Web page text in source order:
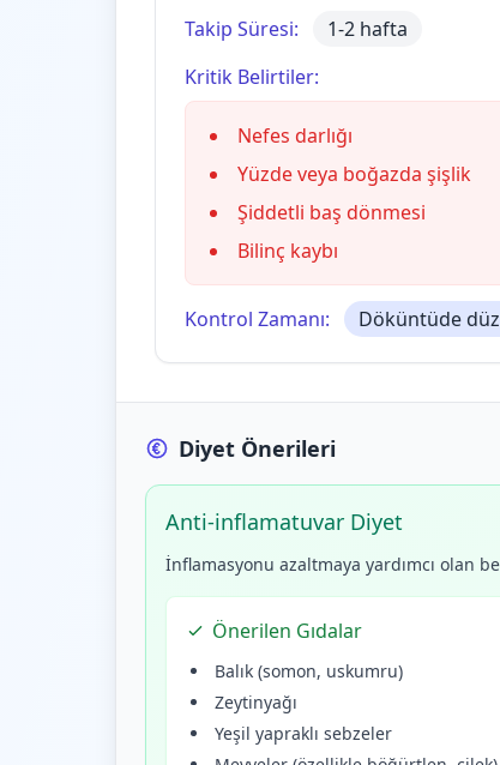
Takip Süresi:
1-2 hafta
Kritik Belirtiler:
Nefes darlığı
Yüzde veya boğazda şişlik
Şiddetli baş dönmesi
Bilinç kaybı
Kontrol Zamanı: Döküntüde
Diyet Önerileri
Anti-inflamatuvar Diyet
İnflamasyonu azaltmaya yardımcı olan
Önerilen Gıdalar
Balık (somon, uskumru)
Zeytinyağı
Yeşil yapraklı sebzeler